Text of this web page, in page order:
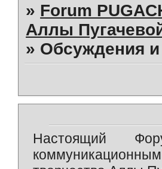
» Forum
Аллы
» Обсуждения
Настоящий